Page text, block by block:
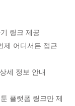
링크 제공
제 어디서든 접근
세 정보 안내
플랫폼 링크만 제